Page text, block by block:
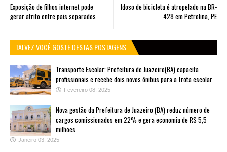
Idoso de bicicleta é atropelado na BR-
428 em Petrolina, PE
Exposição de filhos internet pode
gerar atrito entre pais separados
TALVEZ VOCÊ GOSTE DESTAS POSTAGENS
Transporte Escolar: Prefeitura de Juazeiro(BA) capacita
profissionais e recebe dois novos ônibus para a frota escolar
Fevereiro 08, 2025
Nova gestão da Prefeitura de Juazeiro (BA) reduz número de
cargos comissionados em 22% e gera economia de R$ 5,5
milhões
Janeiro 03, 2025